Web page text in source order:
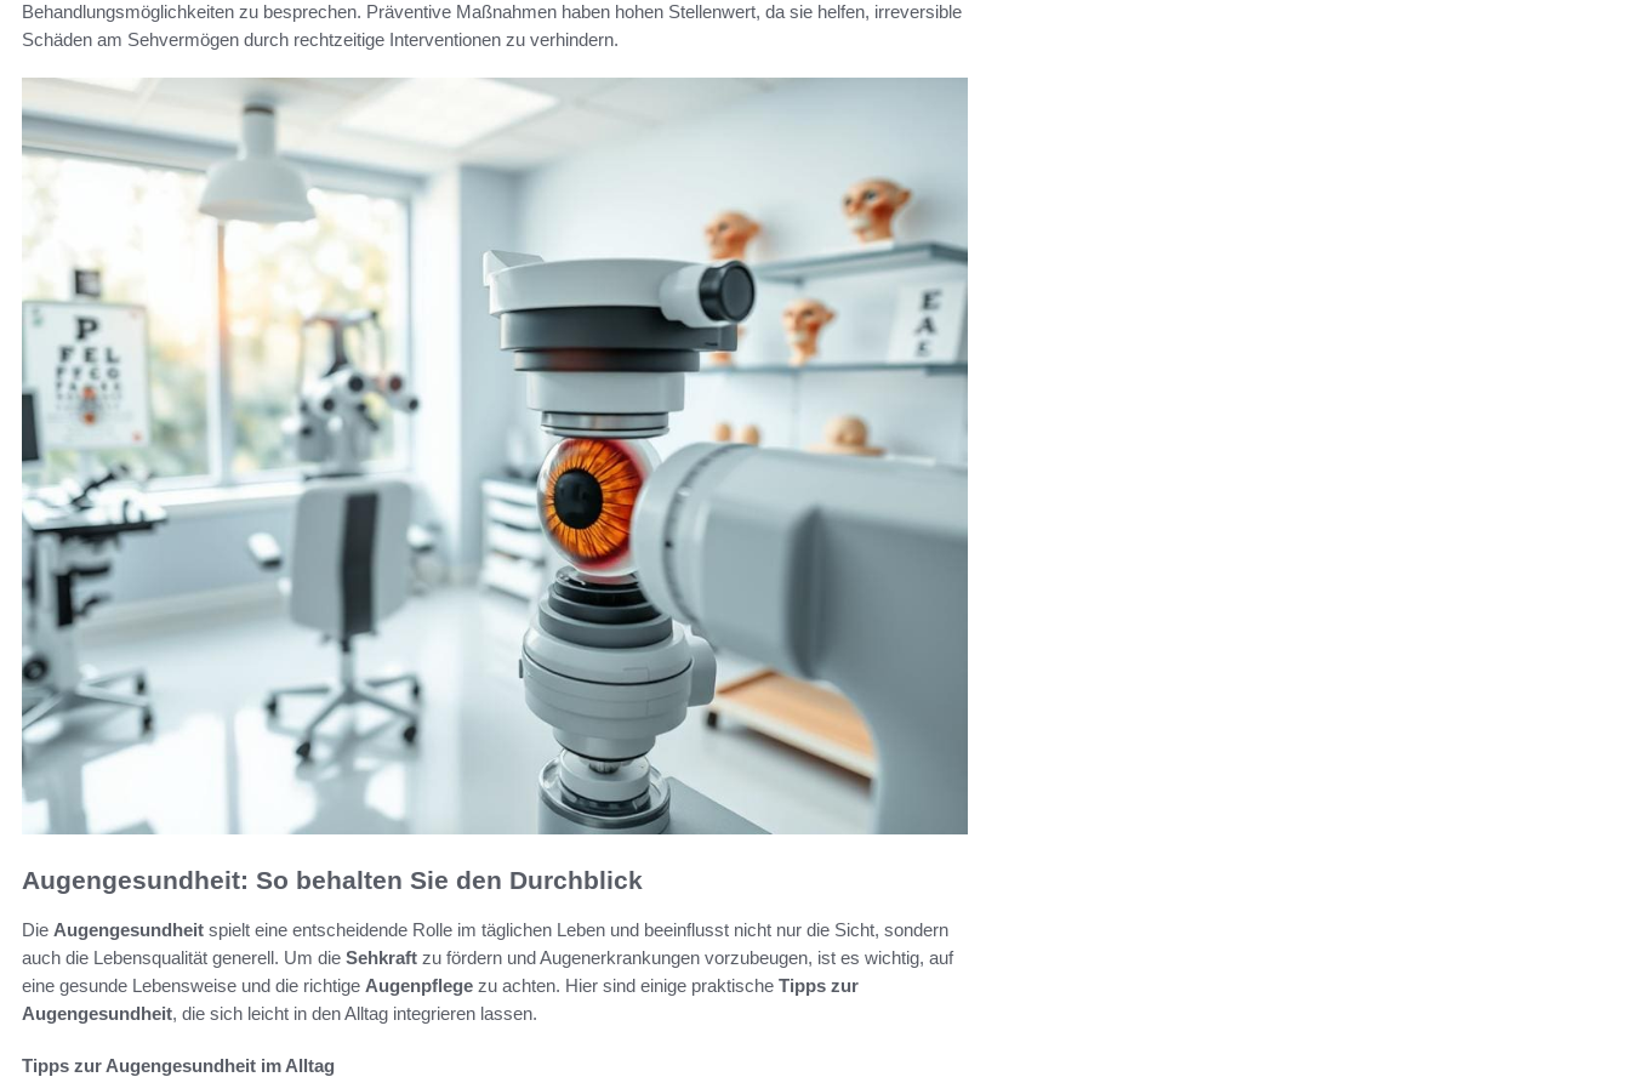
Behandlungsmöglichkeiten zu besprechen. Präventive Maßnahmen haben hohen Stellenwert, da sie helfen, irreversible
Schäden am Sehvermögen durch rechtzeitige Interventionen zu verhindern.
Augengesundheit: So behalten Sie den Durchblick
Die Augengesundheit spielt eine entscheidende Rolle im täglichen Leben und beeinflusst nicht nur die Sicht, sondern
auch die Lebensqualität generell. Um die Sehkraft zu fördern und Augenerkrankungen vorzubeugen, ist es wichtig, auf
eine gesunde Lebensweise und die richtige Augenpflege zu achten. Hier sind einige praktische Tipps zur
Augengesundheit, die sich leicht in den Alltag integrieren lassen.
Tipps zur Augengesundheit im Alltag